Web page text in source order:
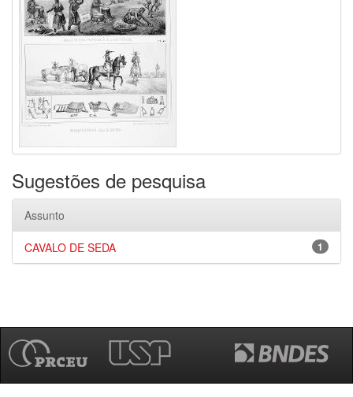
Sugestões de pesquisa
Assunto
1
CAVALO DE SEDA